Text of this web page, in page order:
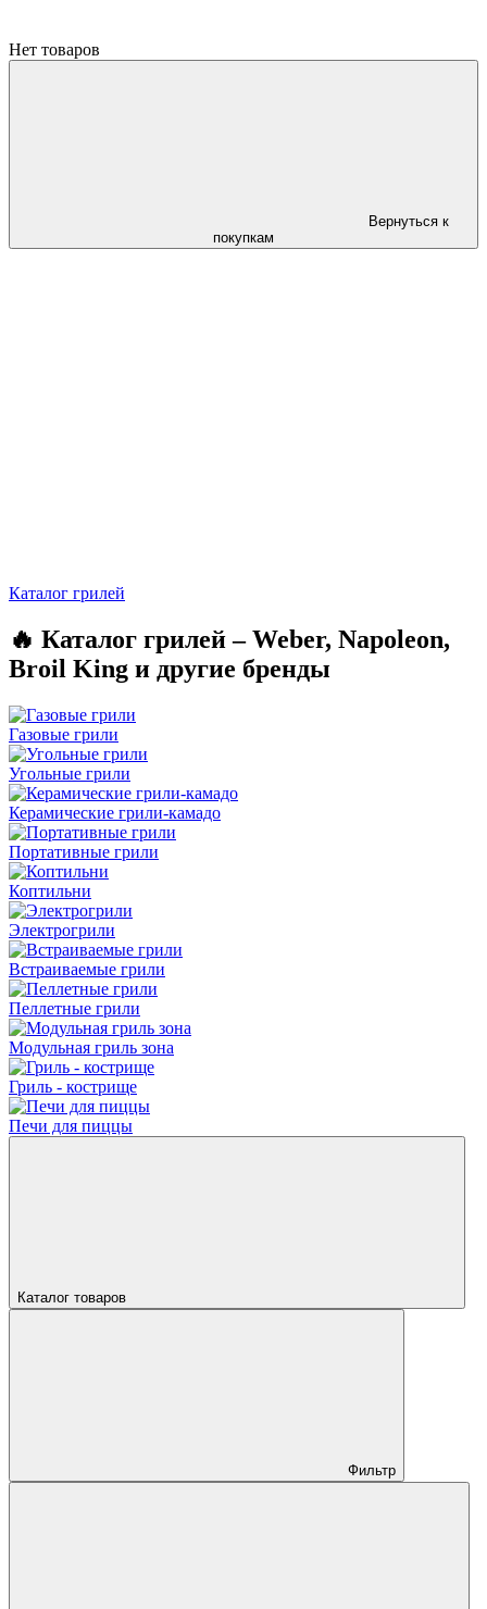
Нет товаров
Вернуться к
покупкам
Каталог грилей
🔥 Каталог грилей – Weber, Napoleon,
Broil King и другие бренды
Газовые грили
Угольные грили
Керамические грили-камадо
Портативные грили
Коптильни
Электрогрили
Встраиваемые грили
Пеллетные грили
Модульная гриль зона
Гриль - кострище
Печи для пиццы
Каталог товаров
Фильтр